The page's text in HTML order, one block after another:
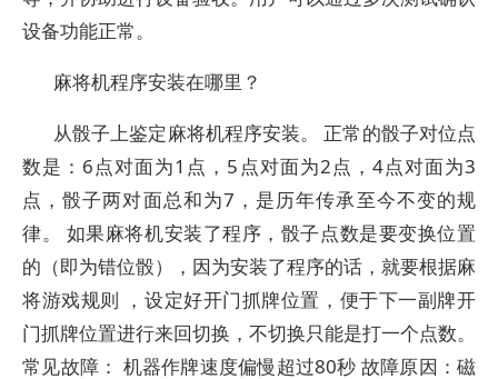
设备功能正常。
麻将机程序安装在哪里？
从骰子上鉴定麻将机程序安装。 正常的骰子对位点
数是：6点对面为1点，5点对面为2点，4点对面为3
点，骰子两对面总和为7，是历年传承至今不变的规
律。 如果麻将机安装了程序，骰子点数是要变换位置
的（即为错位骰），因为安装了程序的话，就要根据麻
将游戏规则 ，设定好开门抓牌位置，便于下一副牌开
门抓牌位置进行来回切换，不切换只能是打一个点数。
常见故障： 机器作牌速度偏慢超过80秒 故障原因：磁